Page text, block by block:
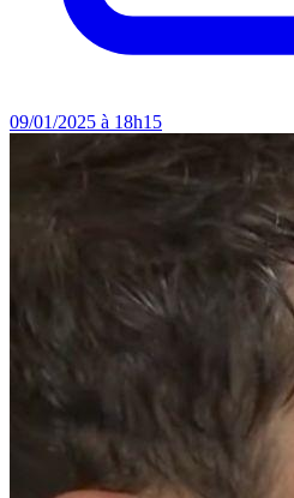
09/01/2025 à 18h15